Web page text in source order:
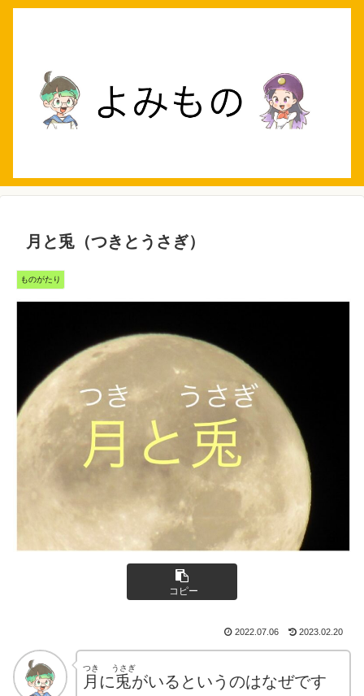
月と兎（つきとうさぎ）
ものがたり
コピー
2022.07.06 2023.02.20
月
つき
に兎
うさぎ
がいるというのはなぜです